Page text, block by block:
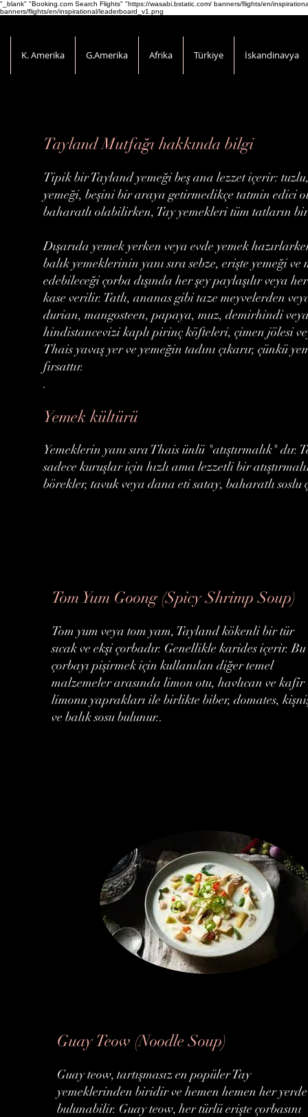
"_blank" "Booking.com Search Flights" "https://wasabi.bstatic.com/ banners/flights/en/
banners/flights/en/inspirational/leaderboard_v1.png
K. Amerika G.Amerika Afrika Türkiye İskandinavya
Tayland Mutfağı hakkında bilgi
Tipik bir Tayland yemeği beş ana lezzet içerir:
yemeği, beşini bir araya getirmedikçe tatmin edici
baharatlı olabilirken, Tay yemekleri tüm tatların
Dışarıda yemek yerken veya evde yemek
balık yemeklerinin yanı sıra sebze, erişte yemeği
edebileceği çorba dışında her şey paylaşılır veya
kase verilir. Tatlı, ananas gibi taze meyvelerden
durian, mangosteen, papaya, muz, demirhindi
hindistancevizi kaplı pirinç köfteleri, çimen jölesi
Thais yavaş yer ve yemeğin tadını çıkarır, çünkü
fırsattır.
.
Yemek kültürü
Yemeklerin yanı sıra Thais ünlü "atıştırmalık"
sadece kuruşlar için hızlı ama lezzetli bir
börekler, tavuk veya dana eti satay, baharatlı
Tom Yum Goong (Spicy Shrimp Soup)
Tom yum veya tom yam, Tayland kökenli bir tür
sıcak ve ekşi çorbadır. Genellikle karides içerir. Bu
çorbayı pişirmek için kullanılan diğer temel
malzemeler arasında limon otu, havlıcan ve kafir
limonu yaprakları ile birlikte biber, domates,
ve balık sosu bulunur..
Guay Teow (Noodle Soup)
Guay teow, tartışmasız en popüler Tay
yemeklerinden biridir ve hemen hemen her yerde
bulunabilir. Guay teow, her türlü erişte çorbasını